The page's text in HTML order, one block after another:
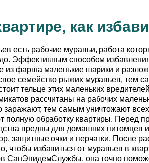
как
есть рабочие муравьи, работа
Эффективным способом
фарша маленькие шарики и
семейство рыжих муравьев, тем
тельце этих маленьких
рассчитаны на рабочих
тем самым уничтожают
обработку квартиры. Перед
вредны для домашних питомцев
защитные очки и перчатки. После
чтобы избавиться от муравьев в
СанЭпидемСлужбы, она точно